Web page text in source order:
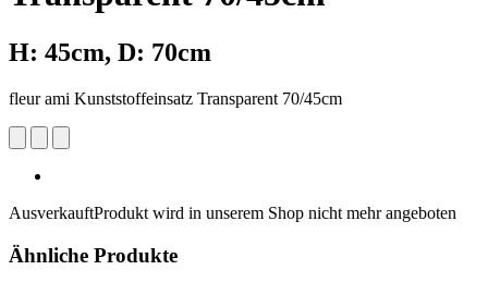
H: 45cm, D: 70cm
fleur ami Kunststoffeinsatz Transparent 70/45cm
AusverkauftProdukt wird in unserem Shop nicht mehr angeboten
Ähnliche Produkte